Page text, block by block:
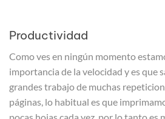
Productividad
Como ves en ningún momento
importancia de la velocidad y es que
grandes trabajo de muchas
páginas, lo habitual es que